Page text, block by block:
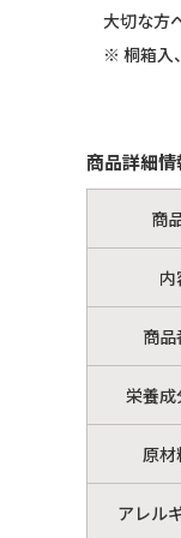
大切な方
※ 桐箱入
商品詳細情
商
内
商品
栄養
原材
アレル